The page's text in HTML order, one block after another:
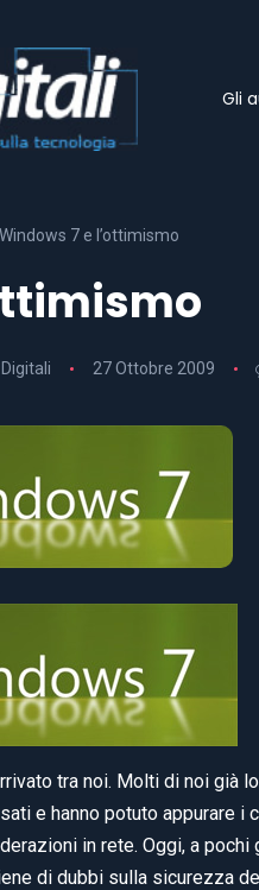
Gli
Windows 7 e l’ottimismo
27 Ottobre 2009
tra noi. Molti di noi già
e hanno potuto appurare i
in rete. Oggi, a pochi
di dubbi sulla sicurezza